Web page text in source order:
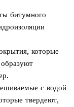
битумного
которые
с водой
твердеют,